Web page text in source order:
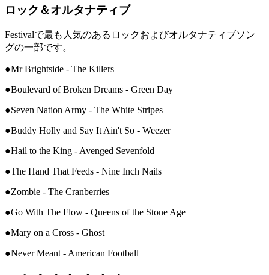
ロック＆オルタナティブ
Festivalで最も人気のあるロックおよびオルタナティブソン
グの一部です。
●Mr Brightside - The Killers
●Boulevard of Broken Dreams - Green Day
●Seven Nation Army - The White Stripes
●Buddy Holly and Say It Ain't So - Weezer
●Hail to the King - Avenged Sevenfold
●The Hand That Feeds - Nine Inch Nails
●Zombie - The Cranberries
●Go With The Flow - Queens of the Stone Age
●Mary on a Cross - Ghost
●Never Meant - American Football